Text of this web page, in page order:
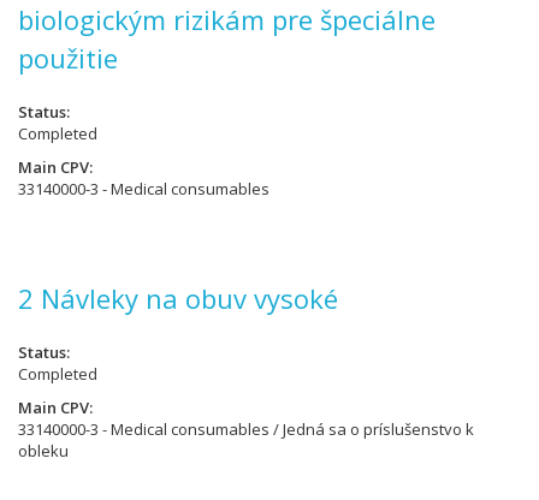
biologickým rizikám pre špeciálne
použitie
Status
Completed
Main CPV
33140000-3 - Medical consumables
2 Návleky na obuv vysoké
Status
Completed
Main CPV
33140000-3 - Medical consumables / Jedná sa o príslušenstvo k
obleku